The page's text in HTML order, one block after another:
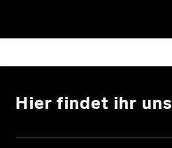
Hier findet ihr uns